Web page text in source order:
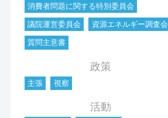
消費者問題に関する特別委員会
議院運営委員会
資源エネルギー調査会
質問主意書
政策
主張 視察
活動